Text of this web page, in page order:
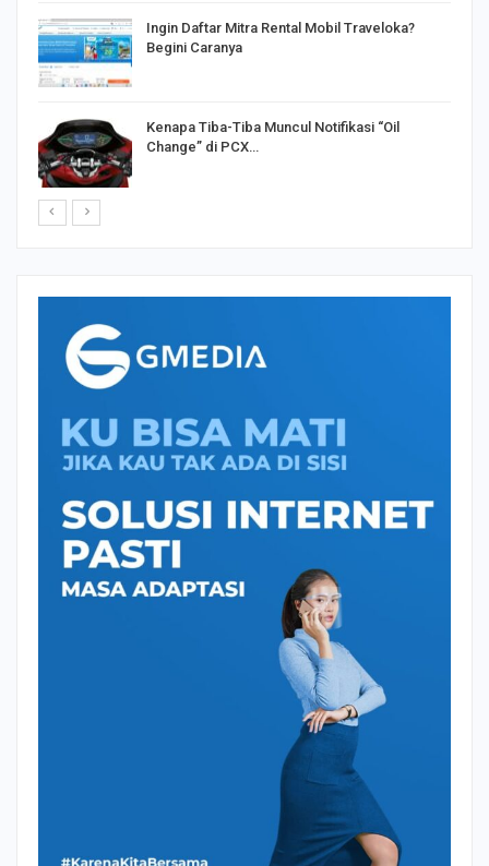
Ingin Daftar Mitra Rental Mobil Traveloka?
Begini Caranya
Kenapa Tiba-Tiba Muncul Notifikasi “Oil
Change” di PCX…